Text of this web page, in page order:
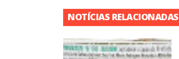
NOTÍCIAS RELACIONADAS